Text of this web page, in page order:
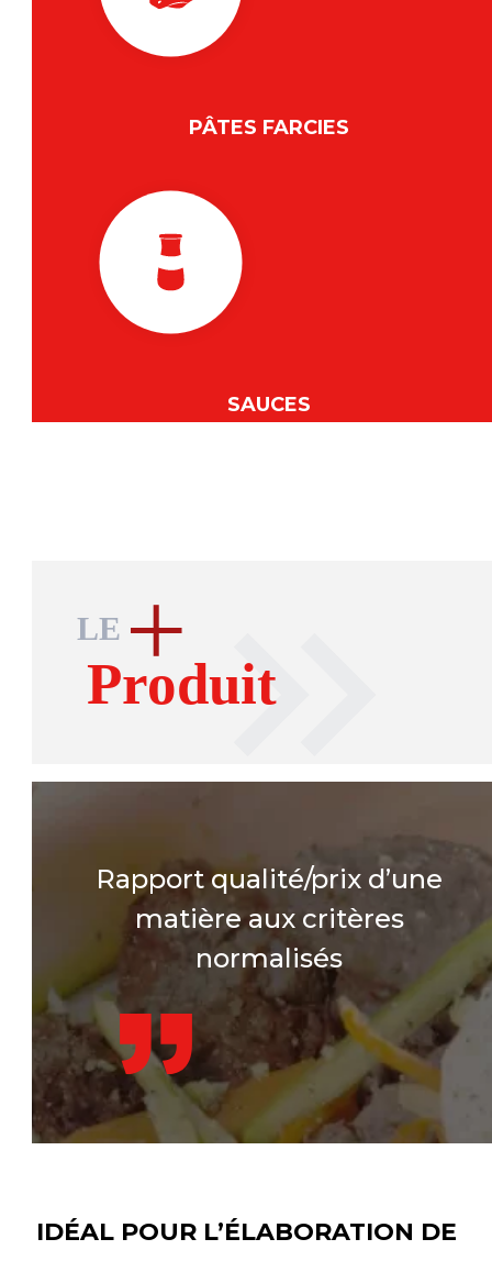
PÂTES FARCIES
SAUCES
Rapport qualité/prix d’une
matière aux critères
normalisés
IDÉAL POUR L’ÉLABORATION DE